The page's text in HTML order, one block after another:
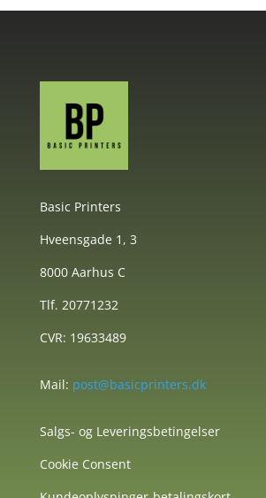
Basic Printers
Hveensgade 1, 3
8000 Aarhus C
Tlf. 20771232
CVR: 19633489
Mail: post@basicprinters.dk
Salgs- og Leveringsbetingelser
Cookie Consent